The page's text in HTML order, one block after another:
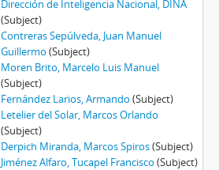
Dirección de Inteligencia Nacional, DINA
(Subject)
Contreras Sepúlveda, Juan Manuel
Guillermo (Subject)
Moren Brito, Marcelo Luis Manuel
(Subject)
Fernández Larios, Armando (Subject)
Letelier del Solar, Marcos Orlando
(Subject)
Derpich Miranda, Marcos Spiros(Subject)
Jiménez Alfaro, Tucapel Francisco (Subject)